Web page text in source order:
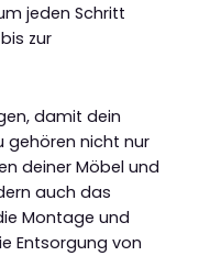
jeden Schritt
zur
damit dein
gehören nicht nur
deiner Möbel und
auch das
Montage und
Entsorgung von